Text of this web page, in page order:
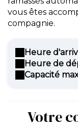
vous êtes
compagnie.
Heure
Heure de
Capacité
Votre